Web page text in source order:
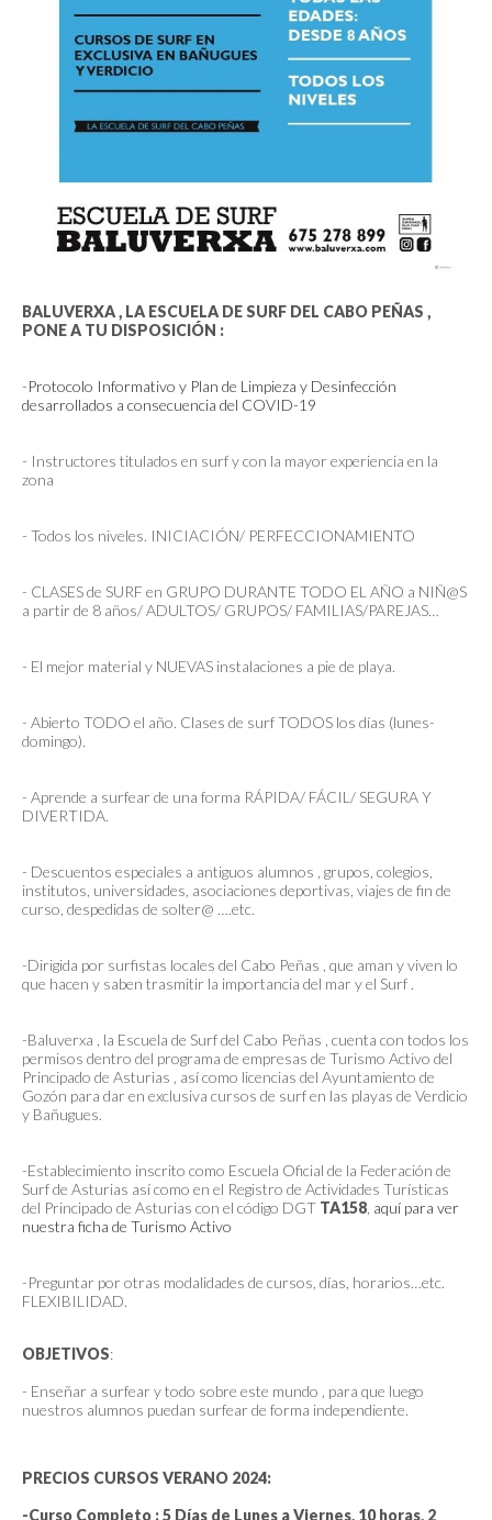
BALUVERXA , LA ESCUELA DE SURF DEL CABO PEÑAS ,
PONE A TU DISPOSICIÓN :
-Protocolo Informativo y Plan de Limpieza y Desinfección
desarrollados a consecuencia del COVID-19
- Instructores titulados en surf y con la mayor experiencia en la
zona
- Todos los niveles. INICIACIÓN/ PERFECCIONAMIENTO
- CLASES de SURF en GRUPO DURANTE TODO EL AÑO a NIÑ@S
a partir de 8 años/ ADULTOS/ GRUPOS/ FAMILIAS/PAREJAS…
- El mejor material y NUEVAS instalaciones a pie de playa.
- Abierto TODO el año. Clases de surf TODOS los días (lunes-
domingo).
- Aprende a surfear de una forma RÁPIDA/ FÁCIL/ SEGURA Y
DIVERTIDA.
- Descuentos especiales a antiguos alumnos , grupos, colegios,
institutos, universidades, asociaciones deportivas, viajes de fin de
curso, despedidas de solter@ ….etc.
-Dirigida por surfistas locales del Cabo Peñas , que aman y viven lo
que hacen y saben trasmitir la importancia del mar y el Surf .
-Baluverxa , la Escuela de Surf del Cabo Peñas , cuenta con todos los
permisos dentro del programa de empresas de Turismo Activo del
Principado de Asturias , así como licencias del Ayuntamiento de
Gozón para dar en exclusiva cursos de surf en las playas de Verdicio
y Bañugues.
-Establecimiento inscrito como Escuela Oficial de la Federación de
Surf de Asturias así como en el Registro de Actividades Turísticas
del Principado de Asturias con el código DGT TA158 aquí para ver
nuestra ficha de Turismo Activo
-Preguntar por otras modalidades de cursos, días, horarios…etc.
FLEXIBILIDAD.
OBJETIVOS:
- Enseñar a surfear y todo sobre este mundo , para que luego
nuestros alumnos puedan surfear de forma independiente.
PRECIOS CURSOS VERANO 2024:
-Curso Completo : 5 Días de Lunes a Viernes, 10 horas, 2